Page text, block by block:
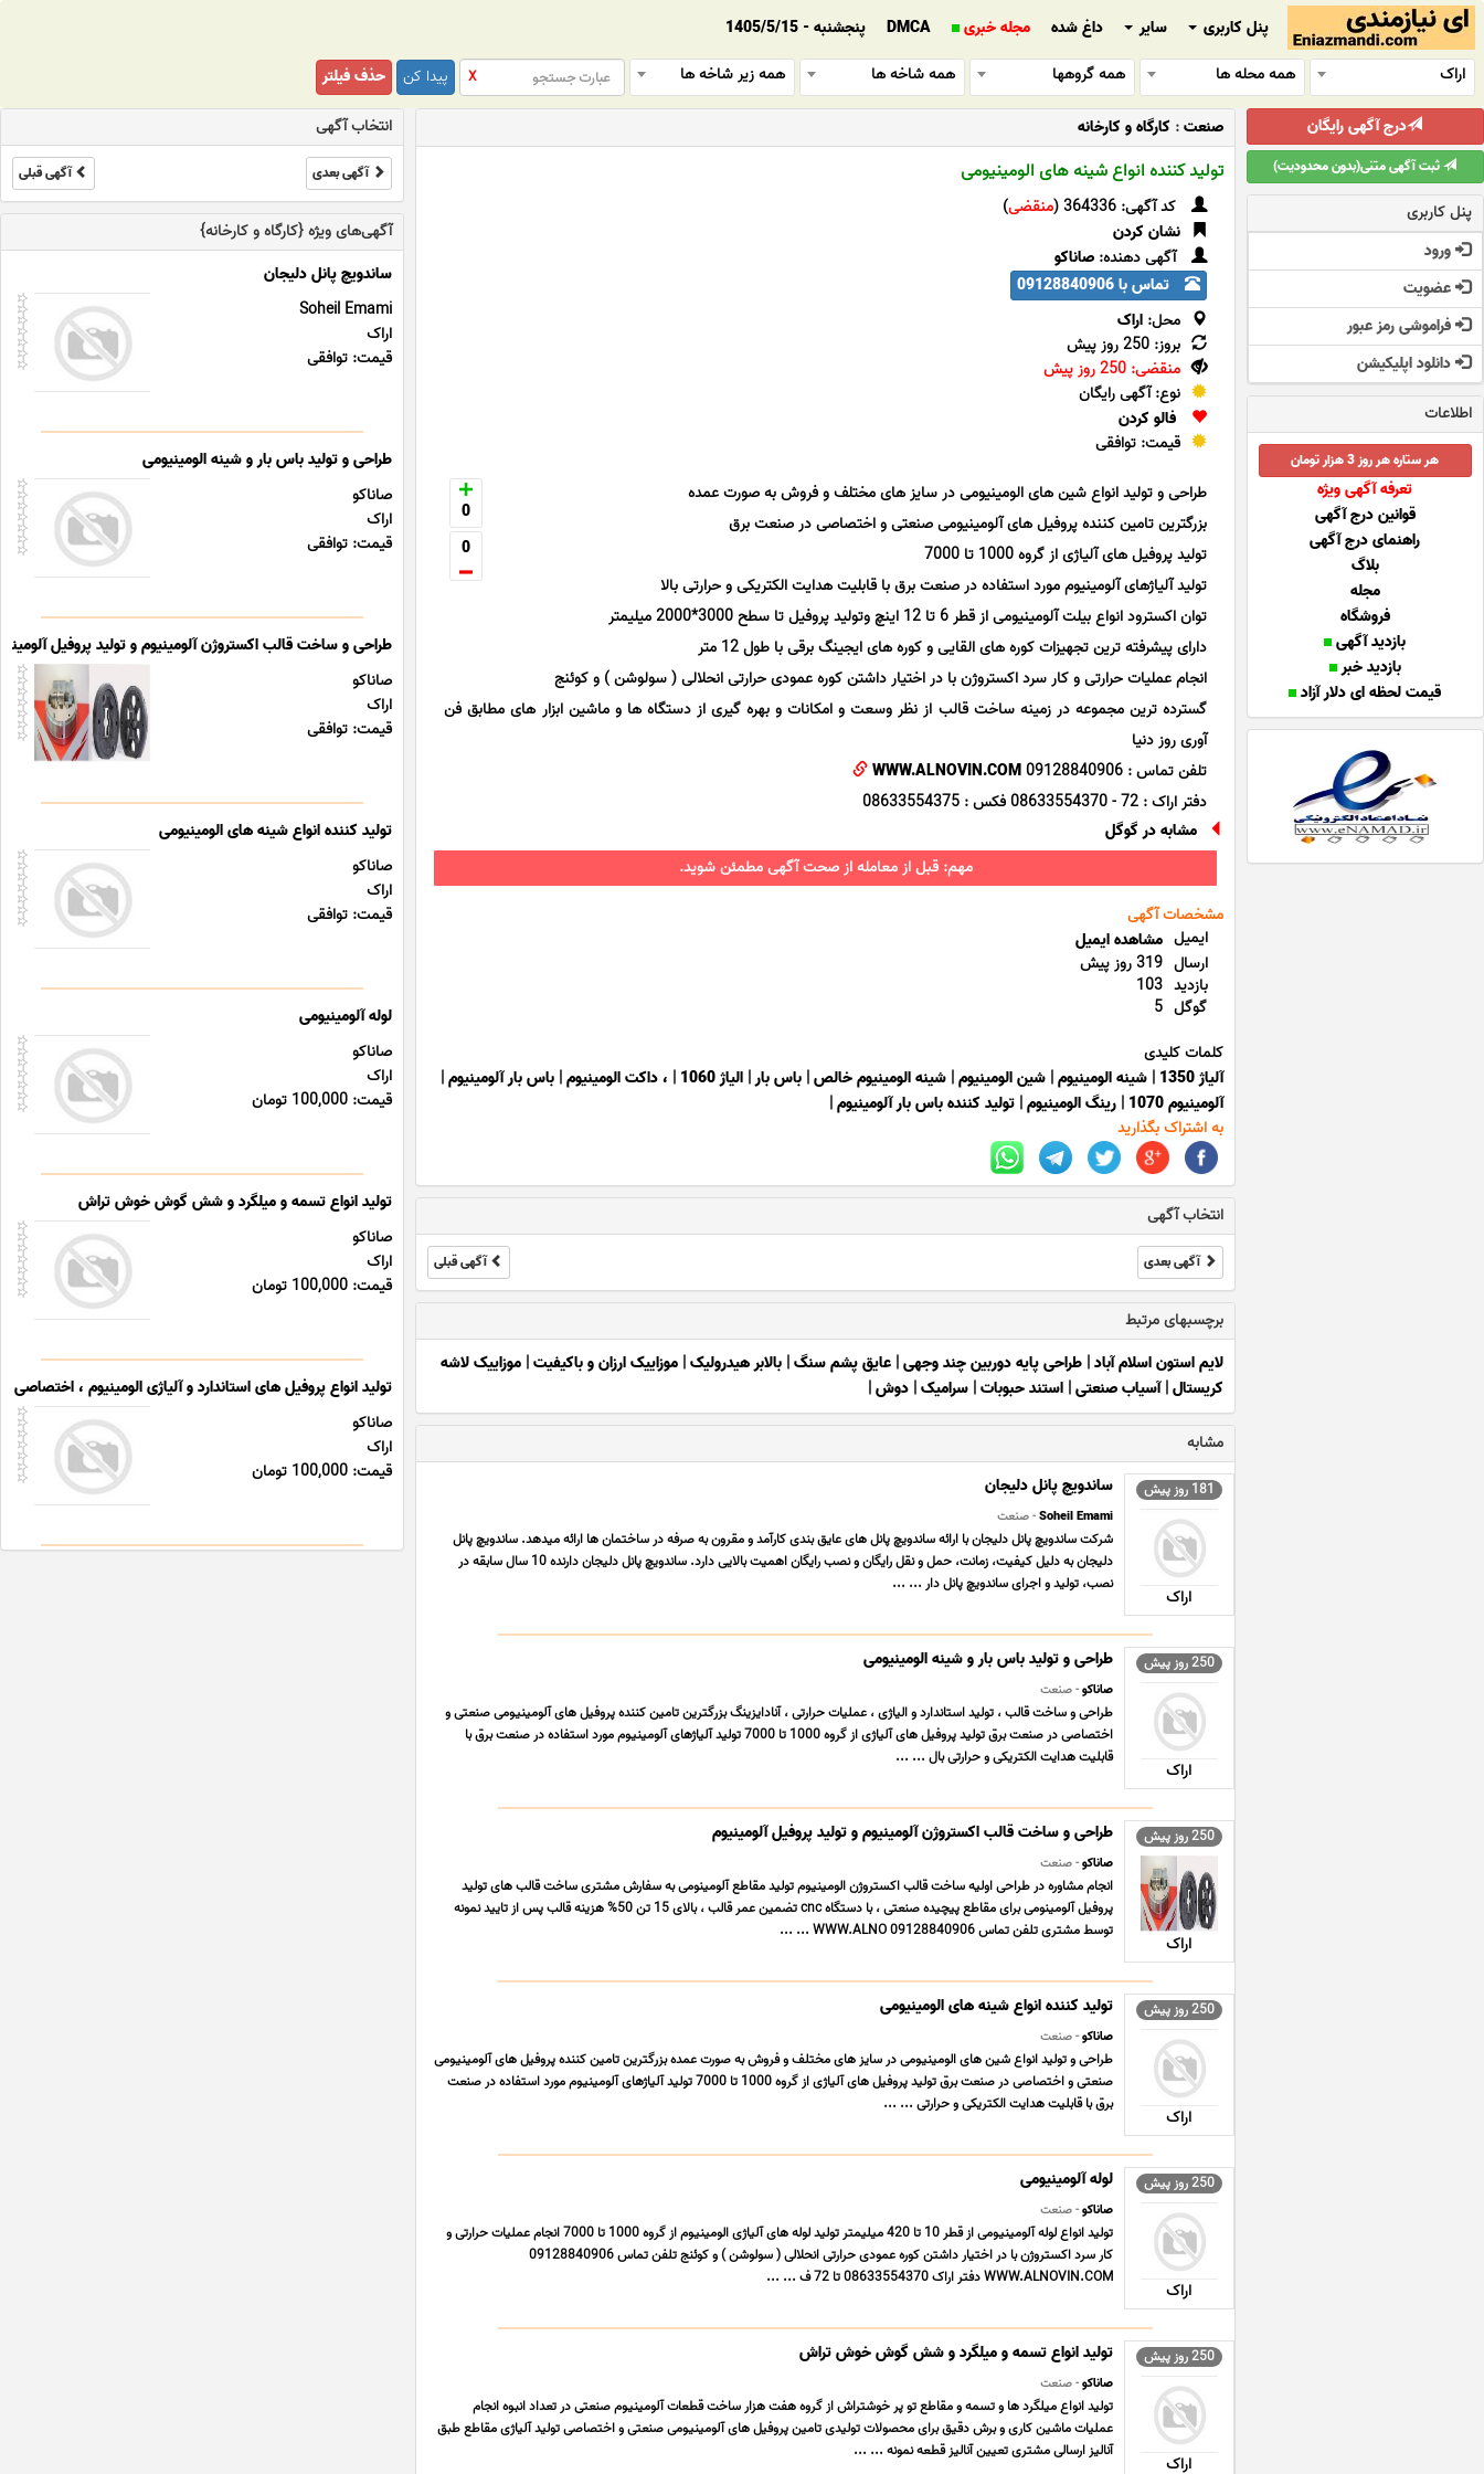
پنل کاربری سایر داغ شده مجله خبری DMCA
پنجشنبه - 1405/5/15
اراک
همه محله ها همه گروهها همه شاخه ها همه زیر شاخه ها X پیدا کن
حذف فیلتر
صنعت: کارگاه و کارخانه
تولید کننده انواع شینه های الومینیومی
کد آگهی: 364336 ( منقضی)
نشان کردن
آگهی دهنده:صاناکو
تماس با 09128840906
محل:اراک
بروز: 250 روز پیش
منقضی: 250 روز پیش
نوع: آگهی رایگان
فالو کردن
قیمت: توافقی
0
0
طراحی و تولید انواع شین های الومینیومی در سایز های مختلف و فروش به صورت عمده
بزرگترین تامین کننده پروفیل های آلومینیومی صنعتی و اختصاصی در صنعت برق
تولید پروفیل های آلیاژی از گروه 1000 تا 7000
تولید آلیاژهای آلومینیوم مورد استفاده در صنعت برق با قابلیت هدایت الکتریکی و حرارتی بالا
توان اکسترود انواع بیلت آلومینیومی از قطر 6 تا 12 اینچ وتولید پروفیل تا سطح 3000*2000 میلیمتر
دارای پیشرفته ترین تجهیزات کوره های القایی و کوره های ایجینگ برقی با طول 12 متر
انجام عملیات حرارتی و کار سرد اکستروژن با در اختیار داشتن کوره عمودی حرارتی انحلالی ( سولوشن ) و کوئنج
گسترده ترین مجموعه در زمینه ساخت قالب از نظر وسعت و امکانات و بهره گیری از دستگاه ها و ماشین ابزار های مطابق فن
آوری روز دنیا
تلفن تماس : 09128840906
WWW.ALNOVIN.COM
دفتر اراک : 72 - 08633554370 فکس : 08633554375
مشابه در گوگل
مهم: قبل از معامله از صحت آگهی مطمئن شوید.
مشخصات آگهی
ایمیل مشاهده ایمیل
ارسال 319 روز پیش
بازدید 103
گوگل 5
کلمات کلیدی
آلیاژ 1350
|شینه الومینیوم|شین الومینیوم|شینه الومینیوم خالص|باس بار|الیاژ 1060 | ، داکت الومینیوم|باس بار آلومینیوم|
آلومینیوم 1070
|رینگ الومینیوم|تولید کننده باس بار آلومینیوم|
به اشتراک بگذارید
انتخاب آگهی
آگهی بعدی آگهی قبلی
برچسبهای مرتبط
لایم استون اسلام آباد|طراحی پایه دوربین چند وجهی|عایق پشم سنگ|بالابر هیدرولیک|موزاییک ارزان و باکیفیت|موزاییک لاشه
کریستال|آسیاب صنعتی|استند حبوبات|سرامیک|دوش|
مشابه
181 روز پیش
اراک
ساندویچ پانل دلیجان
Soheil Emami- صنعت
شرکت ساندویچ پانل دلیجان با ارائه ساندویچ پانل های عایق بندی کارآمد و مقرون به صرفه در ساختمان ها ارائه میدهد. ساندویچ پانل
دلیجان به دلیل کیفیت، زمانت، حمل و نقل رایگان و نصب رایگان اهمیت بالایی دارد. ساندویچ پانل دلیجان دارنده 10 سال سابقه در
نصب، تولید و اجرای ساندویچ پانل دار ... ...
250 روز پیش
اراک
طراحی و تولید باس بار و شینه الومینیومی
صاناکو- صنعت
طراحی و ساخت قالب ، تولید استاندارد و الیاژی ، عملیات حرارتی ، آنادایزینگ بزرگترین تامین کننده پروفیل های آلومینیومی صنعتی و
اختصاصی در صنعت برق تولید پروفیل های آلیاژی از گروه 1000 تا 7000 تولید آلیاژهای آلومینیوم مورد استفاده در صنعت برق با
قابلیت هدایت الکتریکی و حرارتی بال ... ...
250 روز پیش
اراک
طراحی و ساخت قالب اکستروژن آلومینیوم و تولید پروفیل آلومینیوم
صاناکو- صنعت
انجام مشاوره در طراحی اولیه ساخت قالب اکستروژن الومینیوم تولید مقاطع آلومینومی به سفارش مشتری ساخت قالب های تولید
پروفیل آلومینومی برای مقاطع پیچیده صنعتی ، با دستگاه cnc تضمین عمر قالب ، بالای 15 تن 50% هزینه قالب پس از تایید نمونه
توسط مشتری تلفن تماس 09128840906 WWW.ALNO ... ...
250 روز پیش
اراک
تولید کننده انواع شینه های الومینیومی
صاناکو- صنعت
طراحی و تولید انواع شین های الومینیومی در سایز های مختلف و فروش به صورت عمده بزرگترین تامین کننده پروفیل های آلومینیومی
صنعتی و اختصاصی در صنعت برق تولید پروفیل های آلیاژی از گروه 1000 تا 7000 تولید آلیاژهای آلومینیوم مورد استفاده در صنعت
برق با قابلیت هدایت الکتریکی و حرارتی ... ...
250 روز پیش
اراک
لوله آلومینیومی
صاناکو- صنعت
تولید انواع لوله آلومینیومی از قطر 10 تا 420 میلیمتر تولید لوله های آلیاژی الومینیوم از گروه 1000 تا 7000 انجام عملیات حرارتی و
کار سرد اکستروژن با در اختیار داشتن کوره عمودی حرارتی انحلالی ( سولوشن ) و کوئنج تلفن تماس 09128840906
WWW.ALNOVIN.COM دفتر اراک 08633554370 تا 72 ف ... ...
250 روز پیش
اراک
تولید انواع تسمه و میلگرد و شش گوش خوش تراش
صاناکو- صنعت
تولید انواع میلگرد ها و تسمه و مقاطع تو پر خوشتراش از گروه هفت هزار ساخت قطعات آلومینیوم صنعتی در تعداد انبوه انجام
عملیات ماشین کاری و برش دقیق برای محصولات تولیدی تامین پروفیل های آلومینیومی صنعتی و اختصاصی تولید آلیاژی مقاطع طبق
آنالیز ارسالی مشتری تعیین آنالیز قطعه نمونه ... ...
انتخاب آگهی
آگهی بعدی آگهی قبلی
آگهی‌های ویژه {کارگاه و کارخانه}
ساندویچ پانل دلیجان
Soheil Emami
اراک
قیمت: توافقی
طراحی و تولید باس بار و شینه الومینیومی
صاناکو
اراک
قیمت: توافقی
طراحی و ساخت قالب اکستروژن آلومینیوم و تولید پروفیل
صاناکو
اراک
قیمت: توافقی
تولید کننده انواع شینه های الومینیومی
صاناکو
اراک
قیمت: توافقی
لوله آلومینیومی
صاناکو
اراک
قیمت: 100,000 تومان
تولید انواع تسمه و میلگرد و شش گوش خوش تراش
صاناکو
اراک
قیمت: 100,000 تومان
تولید انواع پروفیل های استاندارد و آلیاژی الومینیوم ، اختصاصی
صاناکو
اراک
قیمت: 100,000 تومان
درج آگهی رایگان
ثبت آگهی متنی(بدون محدودیت)
پنل کاربری
ورود
عضویت
فراموشی رمز عبور
دانلود اپلیکیشن
اطلاعات
هر ستاره هر روز 3 هزار تومان
تعرفه آگهی ویژه
قوانین درج آگهی
راهنمای درج آگهی
بلاگ
مجله
فروشگاه
بازدید آگهی
بازدید خبر
قیمت لحظه ای دلار آزاد